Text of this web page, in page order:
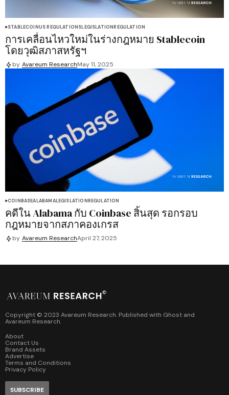
STABLECOINUS REGULATIONSLEGISLATIONREGULATION
การเคลื่อนไหวใหม่ในร่างกฎหมาย Stablecoin
โดยวุฒิสภาสหรัฐฯ
by Avareum ResearchMay 11, 2025
COINBASEALABAMALEGISLATIONREGULATION
คดีใน Alabama กับ Coinbase สิ้นสุด รอกรอบ
กฎหมายจากสภาคองเกรส
by Avareum ResearchApril 27, 2025
Copyright © 2023 Avareum Research. Published with Ghost and
Avareum Research.
About
Contact Us
Brand Assets
Advertise
Terms and Conditions
Privacy Policy
SUBSCRIBE